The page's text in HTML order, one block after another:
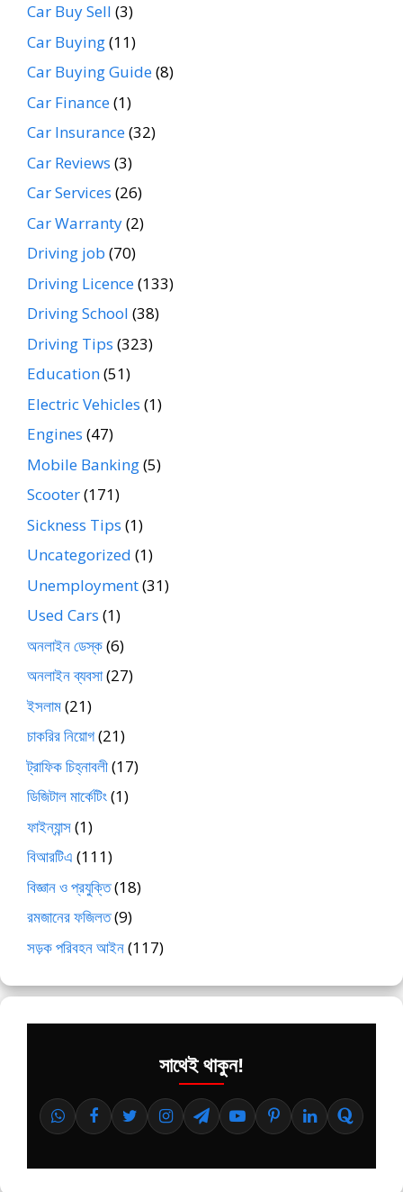
Car Buy Sell (3)
Car Buying(11)
Car Buying Guide(8)
Car Finance(1)
Car Insurance(32)
Car Reviews (3)
Car Services (26)
Car Warranty(2)
Driving job (70)
Driving Licence(133)
Driving School (38)
Driving Tips (323)
Education(51)
Electric Vehicles (1)
Engines (47)
Mobile Banking(5)
Scooter(171)
Sickness Tips (1)
Uncategorized (1)
Unemployment(31)
Used Cars (1)
অনলাইন ডেস্ক(6)
অনলাইন ব্যবসা(27)
ইসলাম(21)
চাকরির নিয়োগ(21)
ট্রাফিক চিহ্নাবলী(17)
ডিজিটাল মার্কেটিং(1)
ফাইন্যান্স(1)
বিআরটিএ (111)
বিজ্ঞান ও প্রযুক্তি(18)
রমজানের ফজিলত(9)
সড়ক পরিবহন আইন(117)
সাথেই থাকুন!